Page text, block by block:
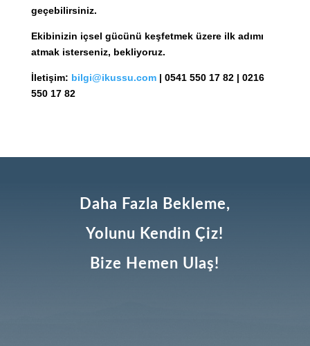
geçebilirsiniz.
Ekibinizin içsel gücünü keşfetmek üzere ilk adımı
atmak isterseniz, bekliyoruz.
İletişim: bilgi@ikussu.com| 0541 550 17 82 | 0216
550 17 82
Daha Fazla Bekleme,
Yolunu Kendin Çiz!
Bize Hemen Ulaş!